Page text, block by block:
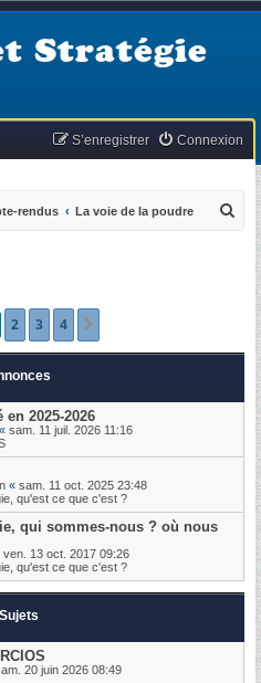
Stratégie
Connexion
S’enregistrer
rendus La voie de la poudre
2 3 4
2025-2026
« sam. 11 juil. 2026 11:16
« sam. 11 oct. 2025 23:48
qu'est ce que c'est ?
qui sommes-nous ? où nous
ven. 13 oct. 2017 09:26
qu'est ce que c'est ?
Sujets
20 juin 2026 08:49